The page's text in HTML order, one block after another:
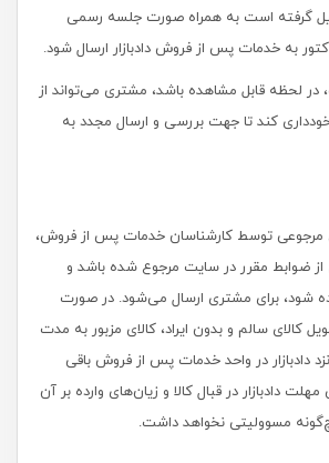
گرفته است به همراه صورت جلسه رسمی
به خدمات پس از فروش دادبازار ارسال شود.
لحظه قابل مشاهده باشد، مشتری می‏‌تواند از
کند تا جهت بررسی و ارسال مجدد به
مرجوعی توسط کارشناسان خدمات پس از فروش،
از ضوابط مقرر در سایت مرجوع شده باشد و
شود، برای مشتری ارسال می‌شود. در صورت
کالای سالم و بدون ایراد، کالای مزبور به مدت
دادبازار در واحد خدمات پس از فروش باقی
دادبازار در قبال کالا و زیان‌های وارده بر آن
مسوولیتی نخواهد داشت.